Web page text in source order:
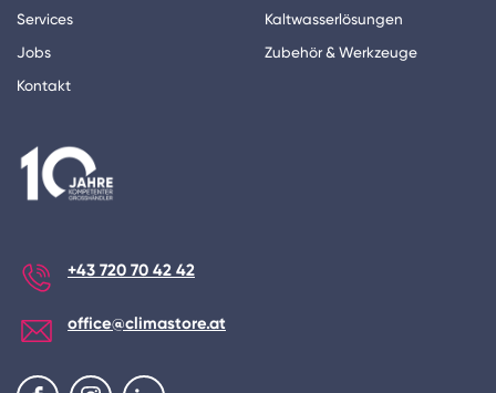
Services
Jobs
Kontakt
Kaltwasserlösungen
Zubehör & Werkzeuge
+43 720 70 42 42
office@climastore.at